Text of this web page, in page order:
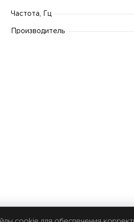
Частота, Гц
Производитель